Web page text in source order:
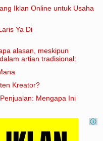
Iklan Online untuk Usaha
Ya Di
alasan, meskipun
artian tradisional:
Kreator?
Mengapa Ini